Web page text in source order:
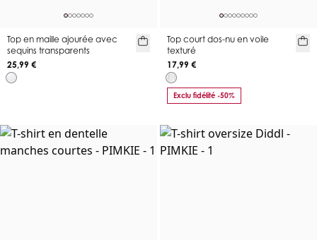
Top en maille ajourée avec
sequins transparents
25,99 €
Top court dos-nu en voile
texturé
17,99 €
Exclu fidélité -50%